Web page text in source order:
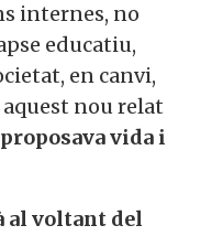
internes, no
educatiu,
en canvi,
aquest nou relat
proposava vida i
al voltant del